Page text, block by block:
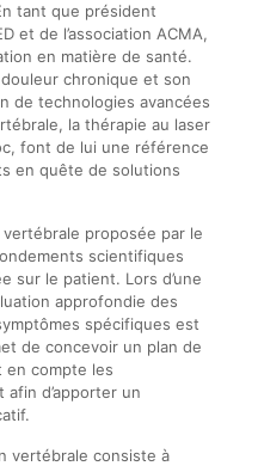
tant que président
et de l’association ACMA,
en matière de santé.
chronique et son
de technologies avancées
la thérapie au laser
font de lui une référence
en quête de solutions
proposée par le
scientifiques
sur le patient. Lors d’une
approfondie des
spécifiques est
de concevoir un plan de
en compte les
d’apporter un
vertébrale consiste à